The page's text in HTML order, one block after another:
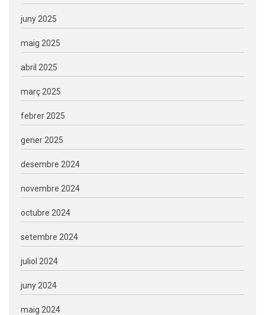
juny 2025
maig 2025
abril 2025
març 2025
febrer 2025
gener 2025
desembre 2024
novembre 2024
octubre 2024
setembre 2024
juliol 2024
juny 2024
maig 2024